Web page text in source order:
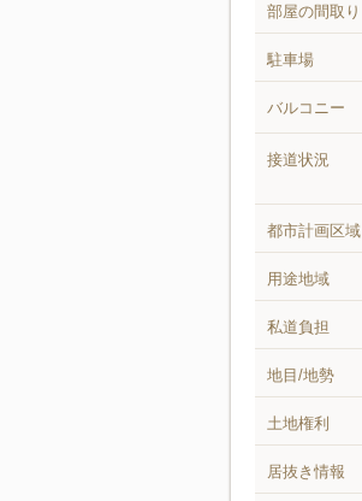
部屋の間取り
駐車場
バルコニー
接道状況
都市計画区域
用途地域
私道負担
地目/地勢
土地権利
居抜き情報